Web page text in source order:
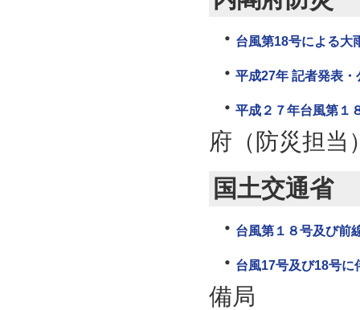
台風第18号による大
平成27年 記者発表・
平成２７年台風第１
府（防災担当
国土交通省
台風第１８号及び前
台風17号及び18号に
備局